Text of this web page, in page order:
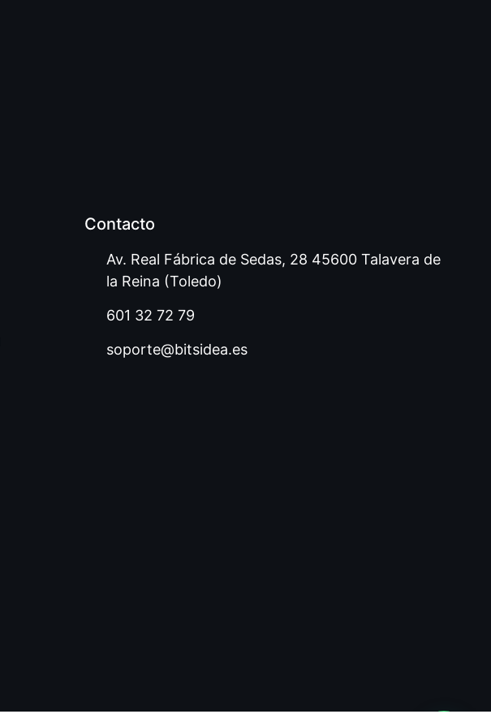
Contacto
Av. Real Fábrica de Sedas, 28 45600 Talavera de
la Reina (Toledo)
601 32 72 79
soporte@bitsidea.es